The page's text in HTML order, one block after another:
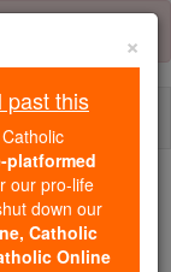
Online
×
past this
platformed
our pro-life
down our
Catholic
Online